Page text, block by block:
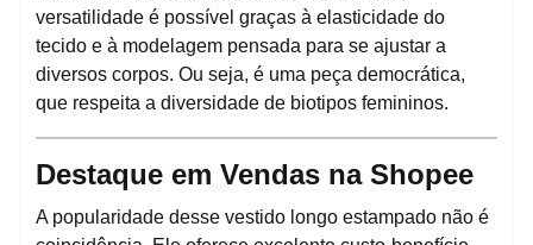
versatilidade é possível graças à elasticidade do
tecido e à modelagem pensada para se ajustar a
diversos corpos. Ou seja, é uma peça democrática,
que respeita a diversidade de biotipos femininos.
Destaque em Vendas na Shopee
A popularidade desse vestido longo estampado não é